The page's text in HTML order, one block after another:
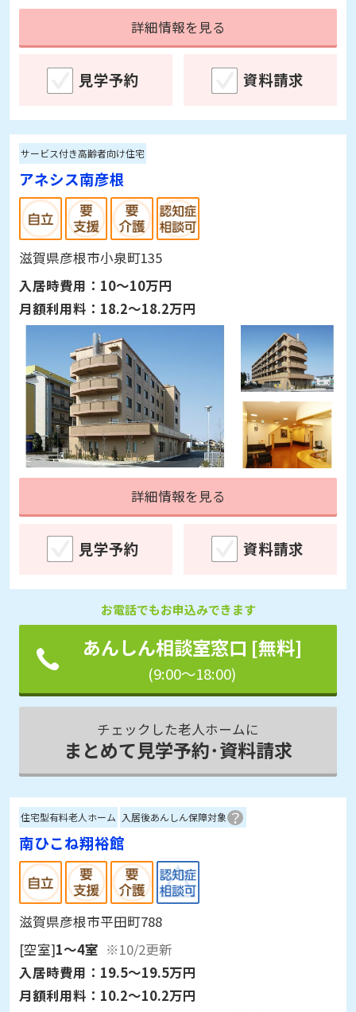
詳細情報を見る
見学予約 資料請求
サービス付き高齢者向け住宅
アネシス南彦根
滋賀県彦根市小泉町135
入居時費用： 10～10万円
月額利用料： 18.2～18.2万円
詳細情報を見る
見学予約 資料請求
お電話でもお申込みできます
あんしん相談室窓口 [無料]
(9:00～18:00)
チェックした老人ホームに
まとめて見学予約･資料請求
住宅型有料老人ホーム 入居後あんしん保障対象
南ひこね翔裕館
滋賀県彦根市平田町788
[空室]1～4室 ※10/2更新
入居時費用： 19.5～19.5万円
月額利用料： 10.2～10.2万円